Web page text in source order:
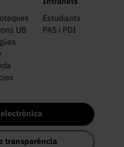
UB
Estudiants
PAS i PDI
transparència